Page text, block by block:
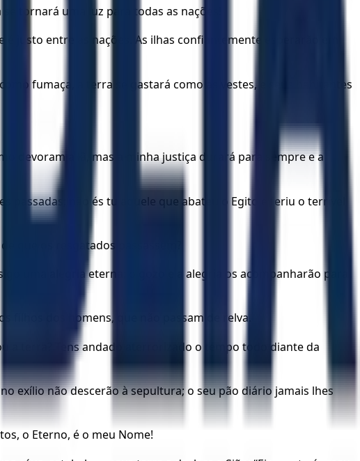
tornará uma luz para todas as nações!
justo entre as nações. As ilhas confiantemente esperarão em
fumaça, a terra se gastará como as vestes, e seus habitantes
devoram a lã, mas a minha justiça durará para sempre e a
passadas; não és tu aquele que abateu o Egito e feriu o terrível
que os resgatados passassem?
uma alegria eterna; o gozo e a alegria os acompanharão para
filhos dos homens, que não passam de relva.
a terra? Tens andado aterrorizado o tempo todo diante da
exílio não descerão à sepultura; o seu pão diário jamais lhes
o Eterno, é o meu Nome!